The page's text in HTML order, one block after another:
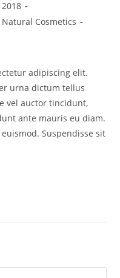
Natural Cosmetics
adipiscing elit.
urna dictum tellus
vel auctor tincidunt,
ante mauris eu diam.
Suspendisse sit